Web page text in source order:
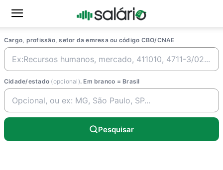
Cargo, profissão, setor da emresa ou código CBO/CNAE
Cidade/estado (opcional). Em branco = Brasil
Pesquisar